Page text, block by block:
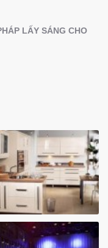
LẤY SÁNG CHO